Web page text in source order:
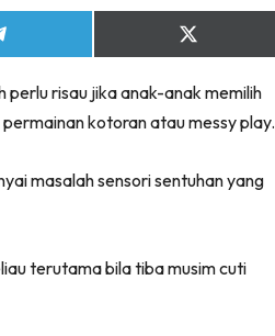
Share
on
(Twitter)
perlu risau jika anak-anak memilih
kotoran atau messy play.
masalah sensori sentuhan yang
terutama bila tiba musim cuti